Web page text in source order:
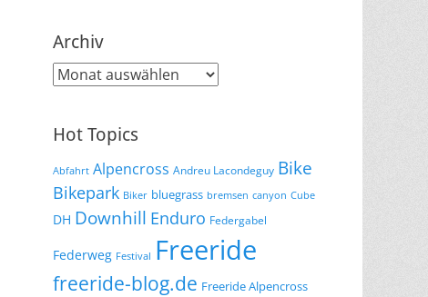
Archiv
Archiv
Hot Topics
Abfahrt Alpencross Andreu Lacondeguy Bike
Bikepark Biker bluegrass bremsen canyon Cube
DH Downhill Enduro Federgabel
Federweg Festival Freeride
freeride-blog.de Freeride Alpencross